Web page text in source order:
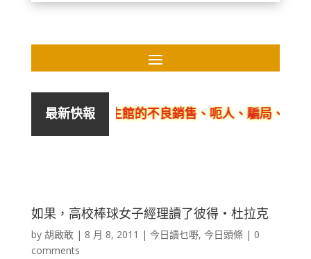
最新快報
活泉美良生館的不良銷售、呃人、騙局、黑店
如果，高校棒球女子經理讀了彼得‧杜拉克
by 胡啟敢| 8 月 8, 2011 | 今日讀乜嘢, 今日頭條| 0
comments